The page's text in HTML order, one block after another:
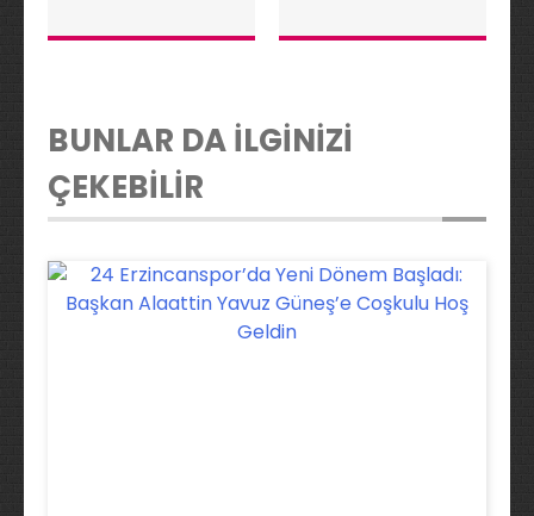
BUNLAR DA İLGİNİZİ
ÇEKEBİLİR